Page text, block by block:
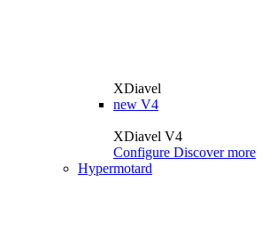
XDiavel
new V4
XDiavel V4
Configure Discover more
Hypermotard